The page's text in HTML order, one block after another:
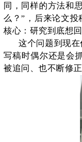
同，同样的方法和
么？”，后来论文
核心：研究到底想
这个问题到现
写稿时偶尔还是会
被追问、也不断修